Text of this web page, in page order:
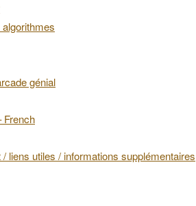
génial
French
liens utiles / informations supplémentaires